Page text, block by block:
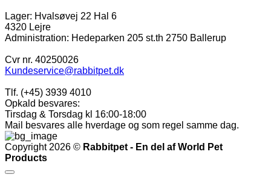
Lager: Hvalsøvej 22 Hal 6
4320 Lejre
Administration: Hedeparken 205 st.th 2750 Ballerup
Cvr nr. 40250026
Kundeservice@rabbitpet.dk
Tlf. (+45) 3939 4010
Opkald besvares:
Tirsdag & Torsdag kl 16:00-18:00
Mail besvares alle hverdage og som regel samme dag.
Copyright 2026 © Rabbitpet - En del af World Pet
Products